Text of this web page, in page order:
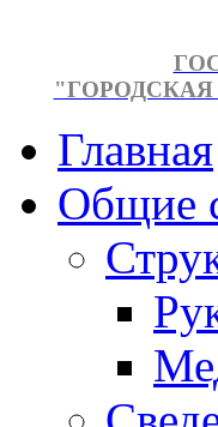
"ГОРОДСКАЯ
Главная
Общие